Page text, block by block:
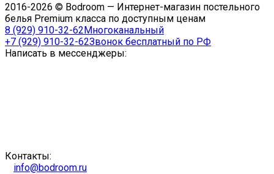
2016-2026 © Bodroom — Интернет-магазин постельного
белья Premium класса по доступным ценам
8 (929) 910-32-62Многоканальный
+7 (929) 910-32-62Звонок бесплатный по РФ
Написать в мессенджеры:
Контакты:
info@bodroom.ru